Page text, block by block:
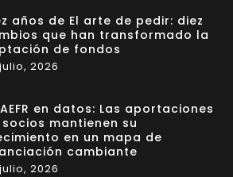
años de El arte de pedir: diez
que han transformado la
de fondos
2026
en datos: Las aportaciones
mantienen su
en un mapa de
cambiante
2026